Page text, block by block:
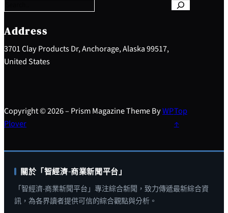
c
h
Address
3701 Clay Products Dr, Anchorage, Alaska 99517,
United States
Copyright © 2026 – Prism Magazine Theme ByWP
Plover
Top
↑
關於「智經濟-商業新聞平台」
「智經濟-商業新聞平台」專注綜合新聞，致力傳遞最新綜合資
訊，為各界讀者提供可信的綜合觀點與分析。